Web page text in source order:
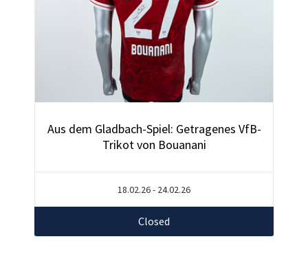
Aus dem Gladbach-Spiel: Getragenes VfB-
Trikot von Bouanani
18.02.26 - 24.02.26
Closed